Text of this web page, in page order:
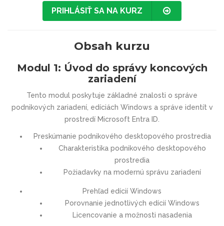
PRIHLÁSIŤ SA NA KURZ
Obsah kurzu
Modul 1: Úvod do správy koncových
zariadení
Tento modul poskytuje základné znalosti o správe
podnikových zariadení, edíciách Windows a správe identít v
prostredí Microsoft Entra ID.
Preskúmanie podnikového desktopového prostredia
Charakteristika podnikového desktopového
prostredia
Požiadavky na modernú správu zariadení
Prehľad edícií Windows
Porovnanie jednotlivých edícií Windows
Licencovanie a možnosti nasadenia